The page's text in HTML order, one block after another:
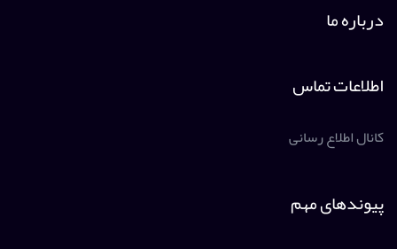
درباره ما
اطلاعات تماس
کانال اطلاع رسانی
پیوندهای مهم